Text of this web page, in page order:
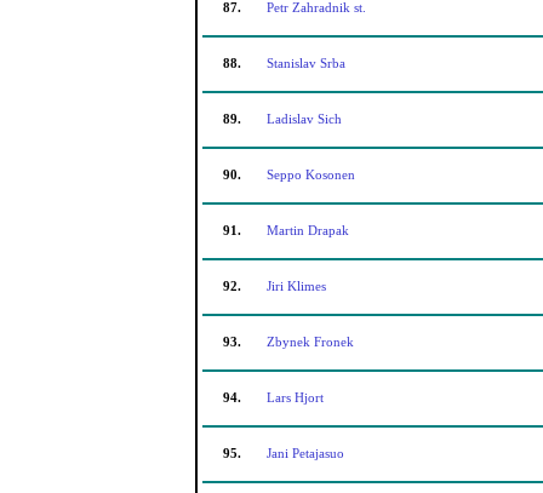
87. Petr Zahradnik st.
88. Stanislav Srba
89. Ladislav Sich
90. Seppo Kosonen
91. Martin Drapak
92. Jiri Klimes
93. Zbynek Fronek
94. Lars Hjort
95. Jani Petajasuo